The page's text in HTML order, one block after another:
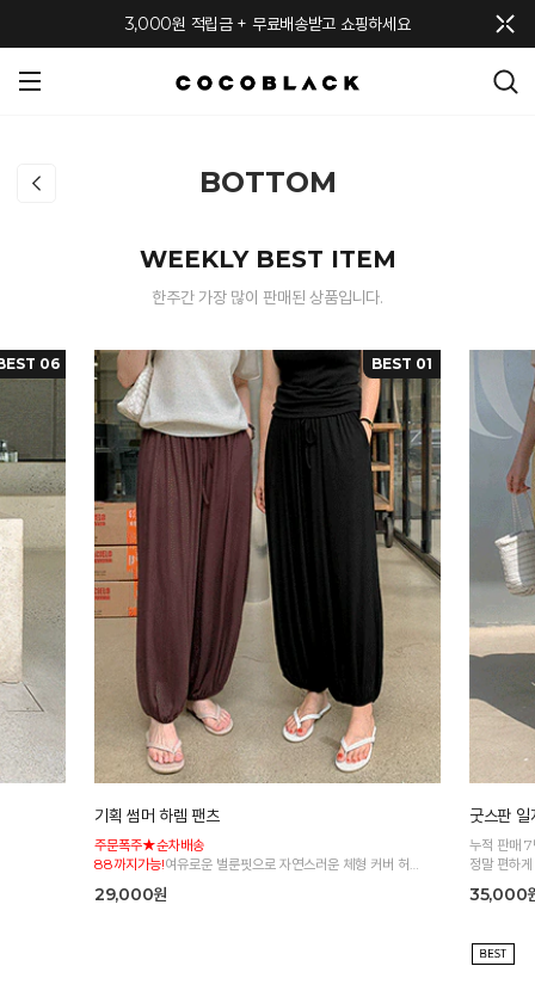
3,000원 적립금 + 무료배송받고 쇼핑하세요
BOTTOM
WEEKLY BEST ITEM
한주간 가장 많이 판매된 상품입니다.
06 BEST 01
기획 썸머 하렘 팬츠
주문폭주★순차배송
88까지가능!여유로운 벌룬핏으로 자연스러운 체형 커버 허리
전체 밴딩으로 편안한 착용감
29,000원
굿스판
누적 판매
정말 편하
35,000